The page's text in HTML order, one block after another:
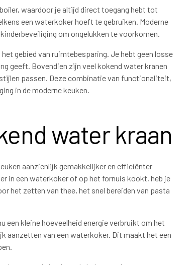
waardoor je altijd direct toegang hebt tot
een waterkoker hoeft te gebruiken. Moderne
om ongelukken te voorkomen.
gebied van ruimtebesparing. Je hebt geen losse
geeft. Bovendien zijn veel kokend water kranen
passen. Deze combinatie van functionaliteit,
in de moderne keuken.
water kraan
aanzienlijk gemakkelijker en efficiënter
in een waterkoker of op het fornuis kookt, heb je
het zetten van thee, het snel bereiden van pasta
een kleine hoeveelheid energie verbruikt om het
aanzetten van een waterkoker. Dit maakt het een